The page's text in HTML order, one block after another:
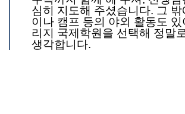
심히 지도해 주셨습니다. 그 밖
이나 캠프 등의 야외 활동도 있
리지 국제학원을 선택해 정말
생각합니다.